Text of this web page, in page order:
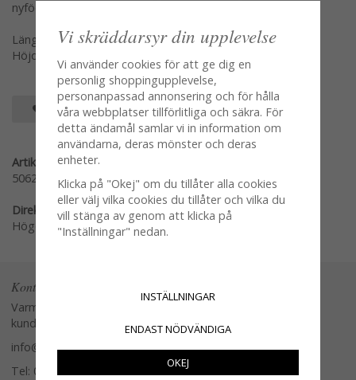
nyfödde text.
Längd: 55cm
Höjd: 17,5cm
SPARA SOM FAVORIT
Artikelnummer:
506286
Direktlänk:
Högerklicka och kopiera adressen
Kontakta oss
Varmt välkommen att kontakta vår
kundtjänst.
info@glasverandan.se
Tel: 079-3495968
Vi skräddarsyr din upplevelse
Vi använder cookies för att ge dig en
personlig shoppingupplevelse,
personanpassad annonsering och för hålla
våra webbplatser tillförlitliga och säkra. För
detta ändamål samlar vi in information om
användarna, deras mönster och deras
enheter.
Klicka på "Okej" om du tillåter alla cookies
eller välj vilka cookies du tillåter och vilka du
vill stänga av genom att klicka på
"Inställningar" nedan.
INSTÄLLNINGAR
ENDAST NÖDVÄNDIGA
OKEJ